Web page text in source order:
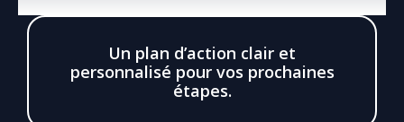
Un plan d’action clair et
personnalisé pour vos prochaines
étapes.